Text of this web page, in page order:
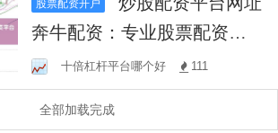
奔牛配资：专业股票配资平
台，助您牛市掘金
十倍杠杆平台哪个好 111
全部加载完成